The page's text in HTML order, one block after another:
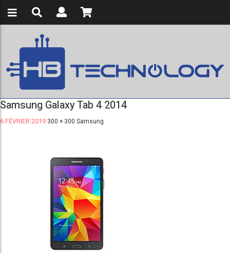
Samsung Galaxy Tab 4 2014
6 FÉVRIER 2019 300 × 300 Samsung